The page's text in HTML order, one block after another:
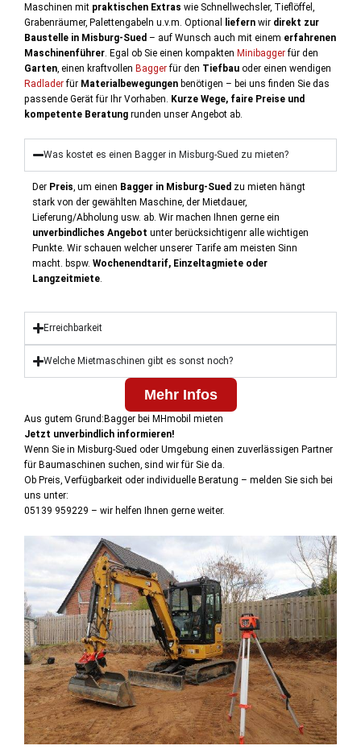
Maschinen mit praktischen Extras wie Schnellwechsler, Tieflöffel,
Grabenräumer, Palettengabeln u.v.m. Optional
liefern wir direkt zur
Baustelle in Misburg-Sued – auf Wunsch auch mit einem erfahrenen
Maschinenführer . Egal ob Sie einen kompakten Minibagger für den
Garten , einen kraftvollen Baggerfür den Tiefbau oder einen wendigen
Radladerfür Materialbewegungen benötigen – bei uns finden Sie das
passende Gerät für Ihr Vorhaben. Kurze Wege, faire Preise und
kompetente Beratung runden unser Angebot ab.
Was kostet es einen Bagger in Misburg-Sued zu mieten?
Der Preis, um einen Bagger in Misburg-Sued zu mieten hängt
stark von der gewählten Maschine, der Mietdauer,
Lieferung/Abholung usw. ab. Wir machen Ihnen gerne ein
unverbindliches Angebot unter berücksichtigenr alle wichtigen
Punkte. Wir schauen welcher unserer Tarife am meisten Sinn
macht. bspw. Wochenendtarif, Einzeltagmiete oder
Langzeitmiete.
Erreichbarkeit
Welche Mietmaschinen gibt es sonst noch?
Mehr Infos
Aus gutem Grund:Bagger bei MHmobil mieten
Jetzt unverbindlich informieren!
Wenn Sie in Misburg-Sued oder Umgebung einen zuverlässigen Partner
für Baumaschinen suchen, sind wir für Sie da.
Ob Preis, Verfügbarkeit oder individuelle Beratung – melden Sie sich bei
uns unter:
05139 959229 – wir helfen Ihnen gerne weiter.